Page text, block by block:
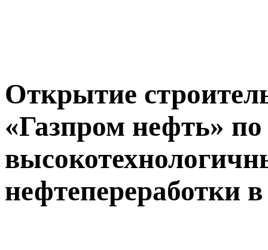
Открытие
«Газпром нефть» по
нефтепереработки